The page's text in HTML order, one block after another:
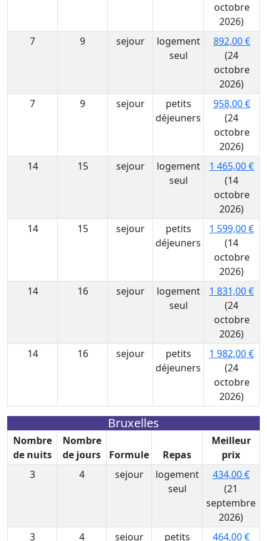
octobre
2026)
7
9 sejour
logement
seul
892,00 €
(24
octobre
2026)
7
9 sejour
petits
déjeuners
958,00 €
(24
octobre
2026)
14
15 sejour
logement
seul
1 465,00 €
(14
octobre
2026)
14
15 sejour
petits
déjeuners
1 599,00 €
(14
octobre
2026)
14
16 sejour
logement
seul
1 831,00 €
(24
octobre
2026)
14
16 sejour
petits
déjeuners
1 982,00 €
(24
octobre
2026)
Bruxelles
Nombre
de nuits
Nombre
de jours
Formule Repas
Meilleur
prix
3
4 sejour
logement
seul
434,00 €
(21
septembre
2026)
3
4 sejour petits 464,00 €